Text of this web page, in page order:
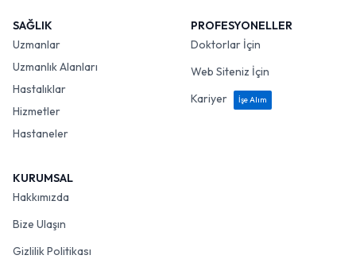
SAĞLIK
Uzmanlar
Uzmanlık Alanları
Hastalıklar
Hizmetler
Hastaneler
PROFESYONELLER
Doktorlar İçin
Web Siteniz İçin
Kariyer
İşe Alım
KURUMSAL
Hakkımızda
Bize Ulaşın
Gizlilik Politikası